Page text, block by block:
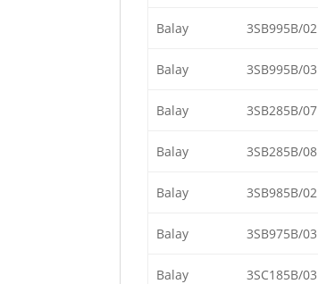
Balay 3SB995B/02
Balay 3SB995B/03
Balay 3SB285B/07
Balay 3SB285B/08
Balay 3SB985B/02
Balay 3SB975B/03
Balay 3SC185B/03